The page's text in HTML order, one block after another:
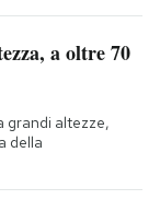
a oltre 70
grandi altezze,
della